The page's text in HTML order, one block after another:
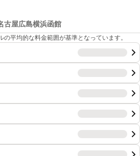
古屋広島横浜函館
平均的な料金範囲が基準となっています。